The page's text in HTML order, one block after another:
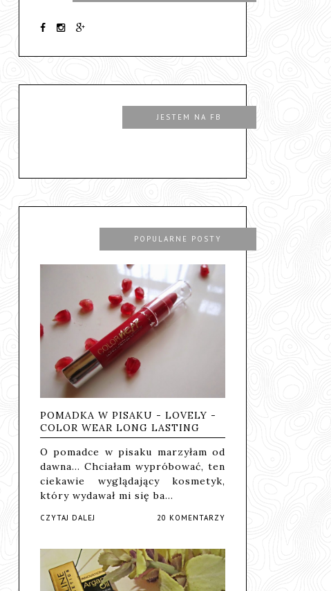
JESTEM NA FB
POPULARNE POSTY
POMADKA W PISAKU - LOVELY -
COLOR WEAR LONG LASTING
O pomadce w pisaku marzyłam od
dawna... Chciałam wypróbować, ten
ciekawie wyglądający kosmetyk,
który wydawał mi się ba…
CZYTAJ DALEJ 20 KOMENTARZY